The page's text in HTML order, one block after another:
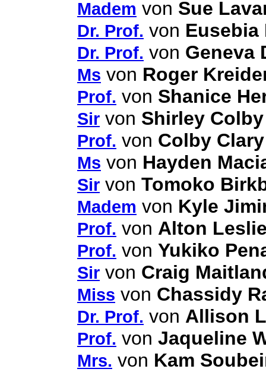
Madem von Sue
Dr. Prof. von Eusebia
Dr. Prof. von Geneva
Ms von Roger
Prof. von Shanice
Sir von Shirley Colby
Prof. von Colby Clary
Ms von Hayden
Sir von Tomoko
Madem von Kyle
Prof. von Alton
Prof. von Yukiko
Sir von Craig
Miss von Chassidy
Dr. Prof. von Allison
Prof. von Jaqueline
Mrs. von Kam